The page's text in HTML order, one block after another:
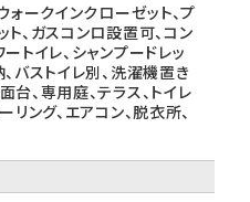
ォークインクローゼット、プ
ト、ガスコンロ設置可、コン
トイレ、シャンプードレッ
バストイレ別、洗濯機置き
、専用庭、テラス、トイレ
リング、エアコン、脱衣所、